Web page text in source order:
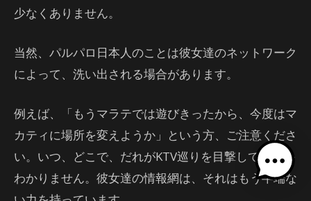
少なくありません。
当然、パルパロ日本人のことは彼女達のネットワーク
によって、洗い出される場合があります。
例えば、「もうマラテでは遊びきったから、今度はマ
カティに場所を変えようか」という方、ご注意くださ
い。いつ、どこで、だれがKTV巡りを目撃しているか
わかりません。彼女達の情報網は、それはもう半端な